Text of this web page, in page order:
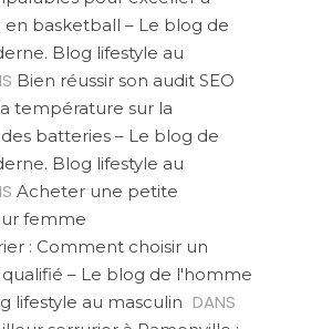
basketball – Le blog de
Blog lifestyle au
Bien réussir son audit SEO
température sur la
batteries – Le blog de
Blog lifestyle au
Acheter une petite
femme
: Comment choisir un
– Le blog de l'homme
lifestyle au masculin DANS